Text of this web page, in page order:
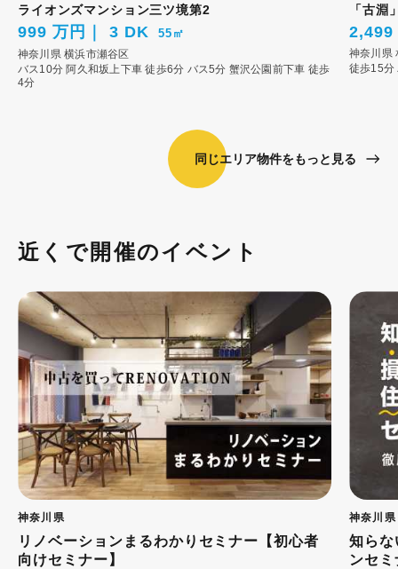
ライオンズマンション三ツ境第2
999 万円 3 DK 55㎡
神奈川県 横浜市瀬谷区
バス10分 阿久和坂上下車 徒歩6分 バス5分 蟹沢公園前下車 徒歩
4分
「古
2,499
神奈川県
徒歩15分
同じエリア物件をもっと見る
近くで開催のイベント
神奈川県
リノベーションまるわかりセミナー【初心者
向けセミナー】
神奈川県
知らな
ンセ